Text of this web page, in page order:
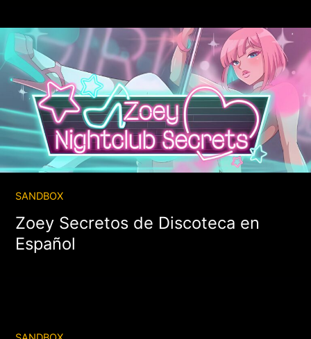
SANDBOX
Zoey Secretos de Discoteca en
Español